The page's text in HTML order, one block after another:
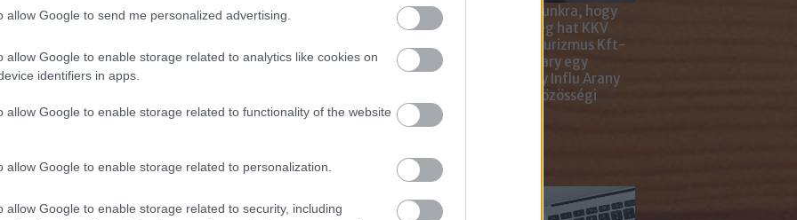
allow Google to send me personalized advertising.
allow Google to enable storage related to analytics like cookies on
identifiers in apps.
allow Google to enable storage related to functionality of the website
allow Google to enable storage related to personalization.
allow Google to enable storage related to security, including
hogy különböző felhasználói
korábbi interakciói alapján.
személyre szabását többféleképpen
az emberekről, akik meglátogatják a
majd lehetővé teszik, hogy személyre
cselekedeteik alapján.
Nagy megtiszteltetés számunkra, hogy
Magyar Marketing Szövetség hat KKV
Marketing Gyémánt Díjjal, Turizmus Kft-
től 5 díjjal, az Internet Hungary egy
fődíjjal, a KREATÍV pedig egy Influ Arany
díjjal tüntette ki cégünket közösségi
média kampányaiért.
Így használd cikkeinket...